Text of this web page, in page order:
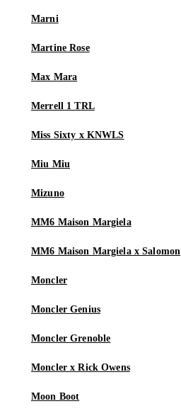
Marni
Martine Rose
Max Mara
Merrell 1 TRL
Miss Sixty x KNWLS
Miu Miu
Mizuno
MM6 Maison Margiela
MM6 Maison Margiela x Salomon
Moncler
Moncler Genius
Moncler Grenoble
Moncler x Rick Owens
Moon Boot